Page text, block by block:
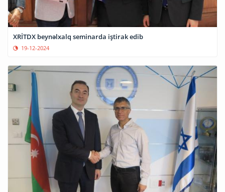
XRİTDX beynəlxalq seminarda iştirak edib
19-12-2024